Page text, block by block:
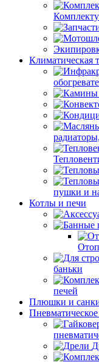
Климатическая
пушки и
Котлы и печи
баньки
печей
Плюшки и